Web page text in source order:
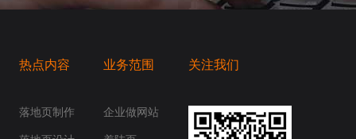
热点内容
落地页制作
业务范围
企业做网站
关注我们